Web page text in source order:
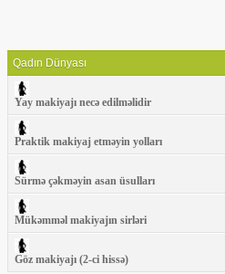
Qadın Dünyası
Yay makiyajı necə edilməlidir
Praktik makiyaj etməyin yolları
Sürmə çəkməyin asan üsulları
Mükəmməl makiyajın sirləri
Göz makiyajı (2-ci hissə)